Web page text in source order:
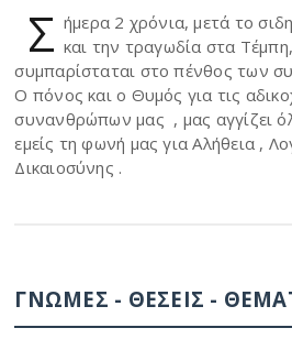
Σ ήμερα 2 χρόνια, μετά το
και την τραγωδία στα
συμπαρίσταται στο πένθος των
Ο πόνος και ο Θυμός για τις
συνανθρώπων μας , μας αγγίζει
εμείς τη φωνή μας για Αλήθεια ,
Δικαιοσύνης .
ΓΝΩΜΕΣ - ΘΕΣΕΙΣ -